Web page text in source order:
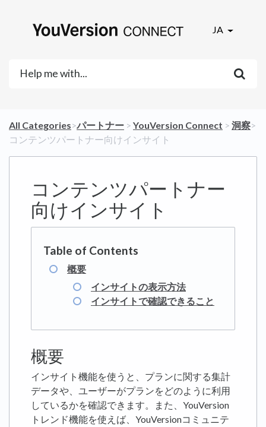
JA
All Categories​>​​パートナー ​ > ​ ​YouVersion Connect ​ > ​ ​洞察​>​
コンテンツパートナー向けインサイト
コンテンツパートナー
向けインサイト
概要
インサイトの表示方法
インサイトで確認できること
概要
インサイト機能を使うと、プランに関する集計
データや、ユーザーがプランをどのように利用
しているかを確認できます。また、YouVersion
トレンド機能を使えば、YouVersionコミュニテ